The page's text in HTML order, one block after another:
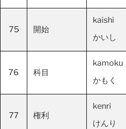
75 開始
kaishi
かいし
76 科目
kamoku
かもく
77 権利
kenri
けんり